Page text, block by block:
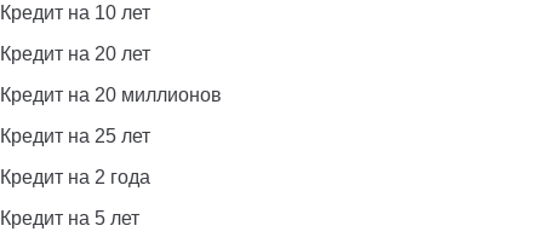
Кредит на 10 лет
Кредит на 20 лет
Кредит на 20 миллионов
Кредит на 25 лет
Кредит на 2 года
Кредит на 5 лет